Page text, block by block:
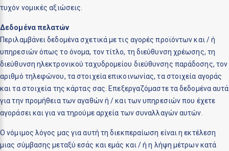
τυχόν νομικές αξιώσεις.
Δεδομένα πελατών
Περιλαμβάνει δεδομένα σχετικά με τις αγορές προϊόντων και / ή
υπηρεσιών όπως το όνομα, τον τίτλο, τη διεύθυνση χρέωσης, τη
διεύθυνση ηλεκτρονικού ταχυδρομείου διεύθυνσης παράδοσης, τον
αριθμό τηλεφώνου, τα στοιχεία επικοινωνίας, τα στοιχεία αγοράς
και τα στοιχεία της κάρτας σας. Επεξεργαζόμαστε τα δεδομένα αυτά
για την προμήθεια των αγαθών ή / και των υπηρεσιών που έχετε
αγοράσει και για να τηρούμε αρχεία των συναλλαγών αυτών.
Ο νόμιμος λόγος μας για αυτή τη διεκπεραίωση είναι η εκτέλεση
μιας σύμβασης μεταξύ εσάς και εμάς και / ή η λήψη μέτρων κατά